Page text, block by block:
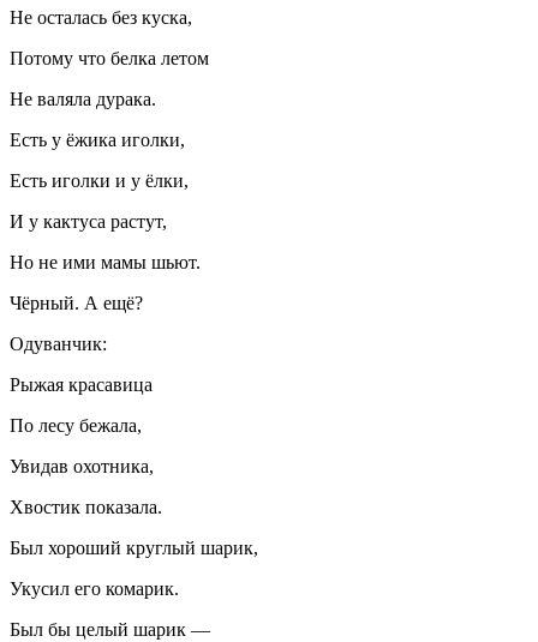
Не осталась без куска,
Потому что белка летом
Не валяла дурака.
Есть у ёжика иголки,
Есть иголки и у ёлки,
И у кактуса растут,
Но не ими мамы шьют.
Чёрный. А ещё?
Одуванчик:
Рыжая красавица
По лесу бежала,
Увидав охотника,
Хвостик показала.
Был хороший круглый шарик,
Укусил его комарик.
Был бы целый шарик —